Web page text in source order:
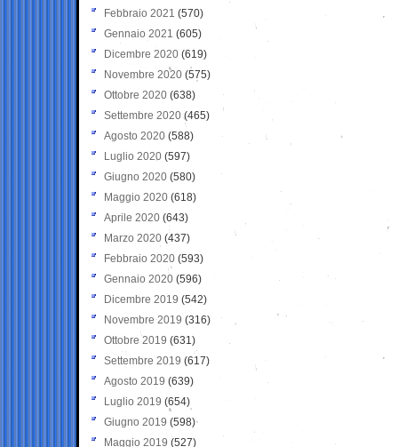
Febbraio 2021 (570)
Gennaio 2021 (605)
Dicembre 2020 (619)
Novembre 2020 (575)
Ottobre 2020 (638)
Settembre 2020(465)
Agosto 2020 (588)
Luglio 2020 (597)
Giugno 2020 (580)
Maggio 2020 (618)
Aprile 2020 (643)
Marzo 2020 (437)
Febbraio 2020 (593)
Gennaio 2020 (596)
Dicembre 2019 (542)
Novembre 2019 (316)
Ottobre 2019 (631)
Settembre 2019 (617)
Agosto 2019 (639)
Luglio 2019 (654)
Giugno 2019 (598)
Maggio 2019 (527)